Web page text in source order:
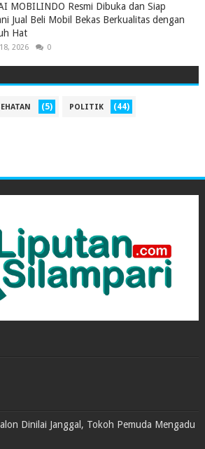
MOBILINDO Resmi Dibuka dan Siap
Jual Beli Mobil Bekas Berkualitas dengan
Hat
2026 0
(5) POLITIK (44)
Dinilai Janggal, Tokoh Pemuda Mengadu